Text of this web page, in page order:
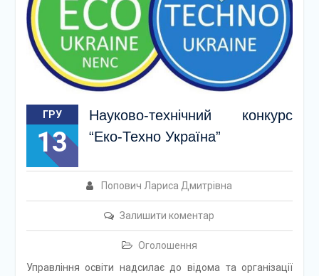
ГРУ
13
Науково-технічний конкурс
“Еко-Техно Україна”
Попович Лариса Дмитрівна
Залишити коментар
Оголошення
Управління освіти надсилає до відома та організації